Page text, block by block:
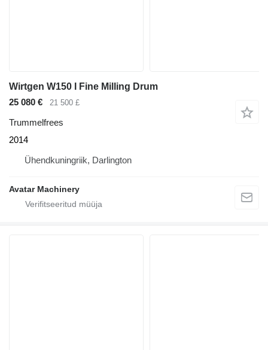
Wirtgen W150 I Fine Milling Drum
25 080 €
21 500 £
Trummelfrees
2014
Ühendkuningriik, Darlington
Avatar Machinery